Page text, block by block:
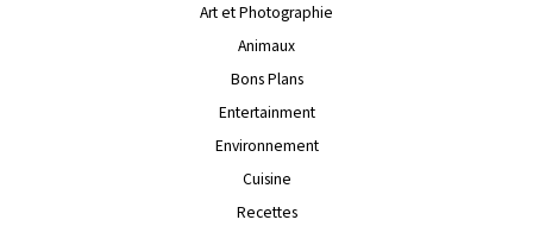
Art et Photographie
Animaux
Bons Plans
Entertainment
Environnement
Cuisine
Recettes